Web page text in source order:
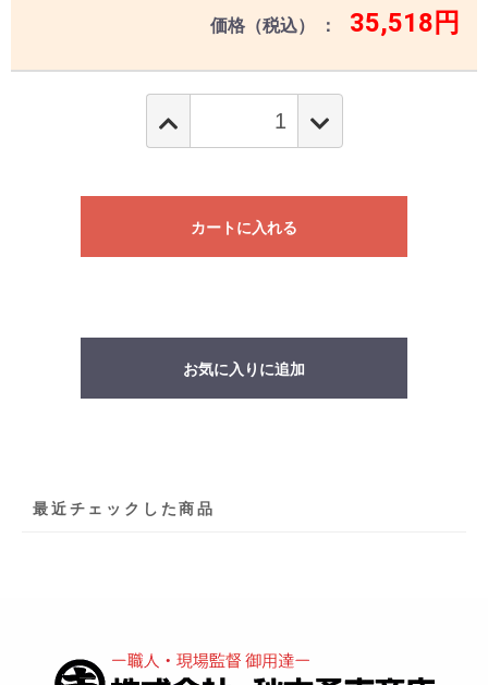
価格（税込）
35,518円
カートに入れる
お気に入りに追加
最近チェックした商品